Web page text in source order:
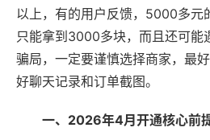
以上，有的用户反馈，5000多元
只能拿到3000多块，而且还可能
骗局，一定要谨慎选择商家，最
好聊天记录和订单截图。
一、2026年4月开通核心前